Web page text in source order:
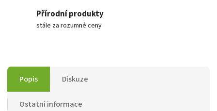
Přírodní produkty
stále za rozumné ceny
Popis Diskuze
Ostatní informace